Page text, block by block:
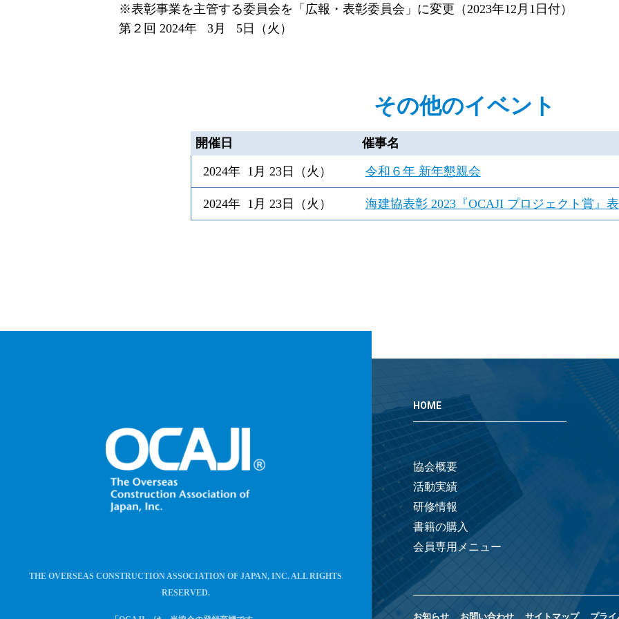
※表彰事業を主管する委員会を「広報・表彰委員会」に変更（2023年12月1日付）
第２回 2024年 3月 5日（火）
その他のイベント
開催日 催事名
2024年 1月 23日 （火） 令和６年 新年懇親会
2024年 1月 23日 （火） 海建協表彰 2023『OCAJI プロジェクト賞』
THE OVERSEAS CONSTRUCTION ASSOCIATION OF JAPAN, INC. ALL RIGHTS
RESERVED.
HOME
協会概要
活動実績
研修情報
書籍の購入
会員専用メニュー
お知らせ お問い合わせ サイトマップ プラ